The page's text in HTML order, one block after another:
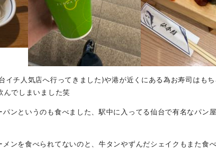
イチ人気店へ行ってきました)や港が近くにある為お寿司はも
んでしまいました笑
ンというのも食べました、駅中に入ってる仙台で有名なパン
ンを食べられてないのと、牛タンやずんだシェイクもまた食